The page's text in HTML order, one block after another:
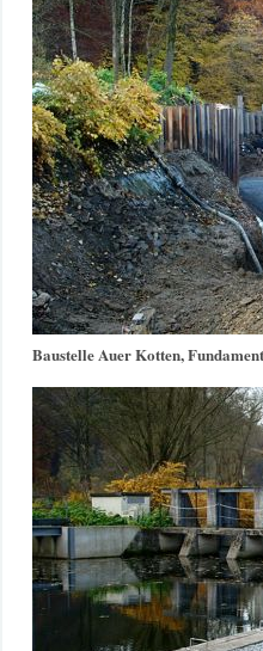
Baustelle Auer Kotten,